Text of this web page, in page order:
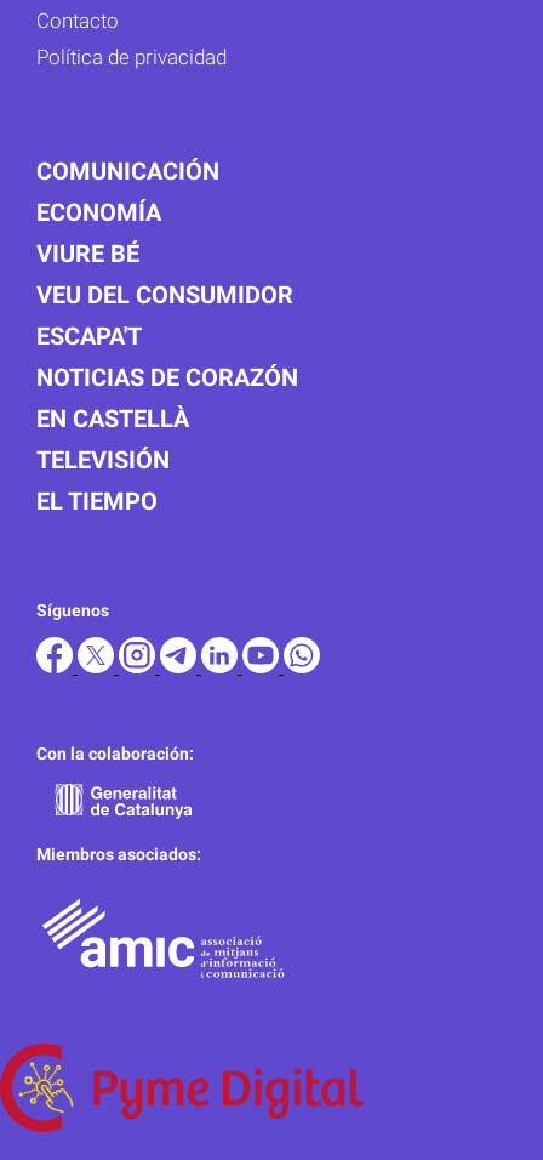
Contacto
Política de privacidad
COMUNICACIÓN
ECONOMÍA
VIURE BÉ
VEU DEL CONSUMIDOR
ESCAPA'T
NOTICIAS DE CORAZÓN
EN CASTELLÀ
TELEVISIÓN
EL TIEMPO
Síguenos
Con la colaboración:
Miembros asociados: